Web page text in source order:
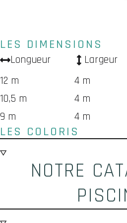
LES DIMENSIONS
Longueur Largeur
12 m
4 m
10,5 m
4 m
9 m
4 m
LES COLORIS
NOTRE